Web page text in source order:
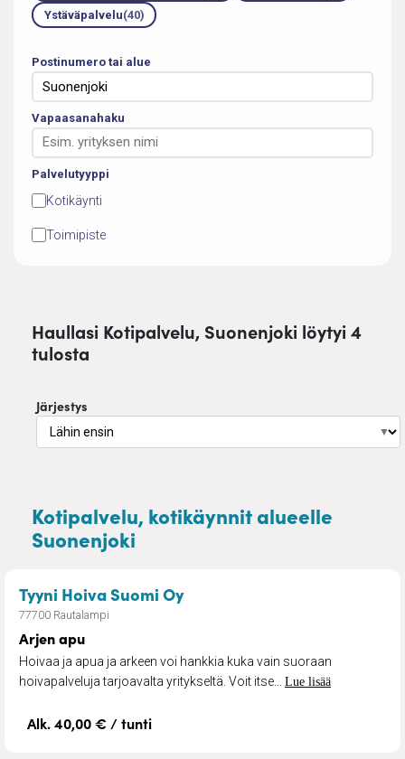
Ystäväpalvelu(40)
Postinumero tai alue
Vapaasanahaku
Palvelutyyppi
Kotikäynti
Toimipiste
Haullasi Kotipalvelu, Suonenjoki löytyi 4
tulosta
Järjestys
▼
Kotipalvelu, kotikäynnit alueelle
Suonenjoki
Tyyni Hoiva Suomi Oy– Arjen apu
77700 Rautalampi
Arjen apu
Hoivaa ja apua ja arkeen voi hankkia kuka vain suoraan
hoivapalveluja tarjoavalta yritykseltä. Voit itse... Lue lisää
Alk. 40,00 € / tunti